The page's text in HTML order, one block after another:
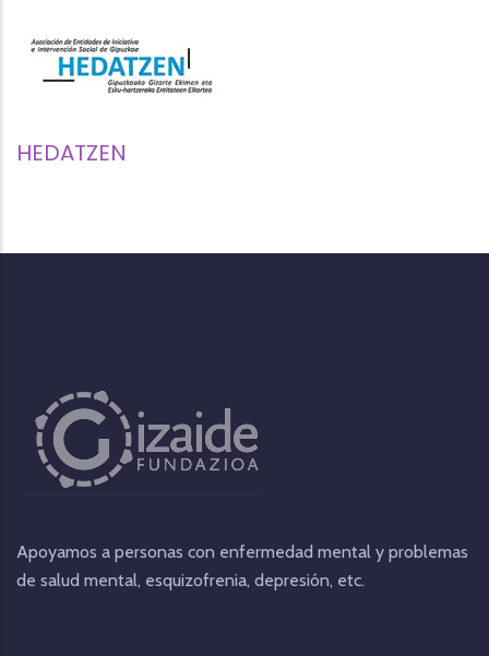
HEDATZEN
Apoyamos a personas con enfermedad mental y problemas
de salud mental, esquizofrenia, depresión, etc.